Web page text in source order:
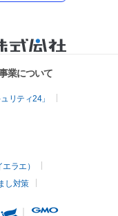
業について
リティ24」
ラエ）
し対策